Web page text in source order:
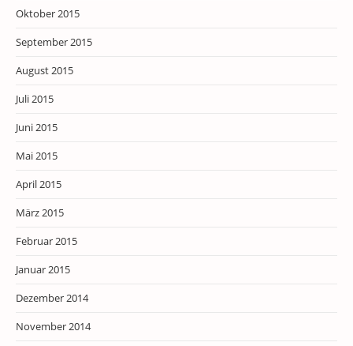
Oktober 2015
September 2015
August 2015
Juli 2015
Juni 2015
Mai 2015
April 2015
März 2015
Februar 2015
Januar 2015
Dezember 2014
November 2014